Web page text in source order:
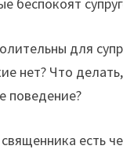
для
нет? Что
поведение?
есть